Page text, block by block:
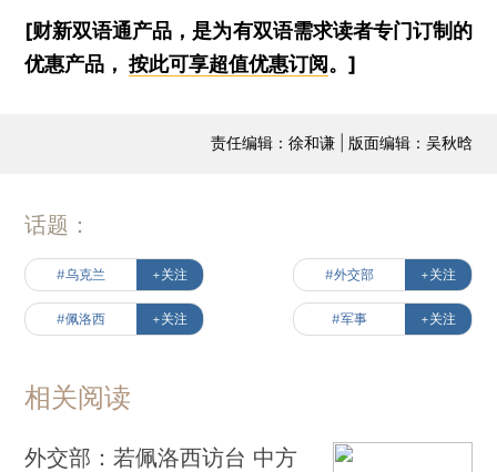
[财新双语通产品，是为有双语需求读者专门订制的
优惠产品，按此可享超值优惠订阅 。]
责任编辑：徐和谦 | 版面编辑：吴秋晗
话题：
#乌克兰 +关注 #外交部 +关注
#佩洛西 +关注 #军事 +关注
相关阅读
外交部：若佩洛西访台 中方